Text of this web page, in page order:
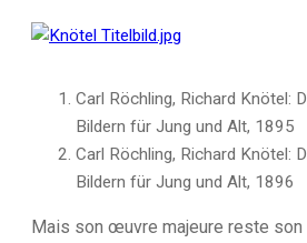
Carl Röchling, Richard Knötel:
Bildern für Jung und Alt, 1895
Carl Röchling, Richard Knötel:
Bildern für Jung und Alt, 1896
Mais son œuvre majeure reste son